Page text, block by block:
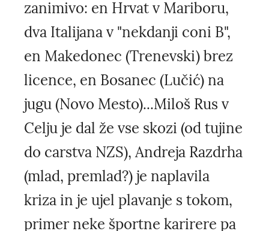
zanimivo: en Hrvat v Mariboru,
dva Italijana v "nekdanji coni B",
en Makedonec (Trenevski) brez
licence, en Bosanec (Lučić) na
jugu (Novo Mesto)...Miloš Rus v
Celju je dal že vse skozi (od tujine
do carstva NZS), Andreja Razdrha
(mlad, premlad?) je naplavila
kriza in je ujel plavanje s tokom,
primer neke športne karirere pa